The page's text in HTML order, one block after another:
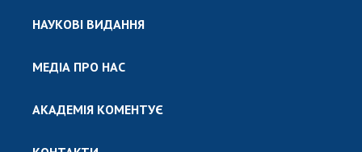
НАУКОВІ ВИДАННЯ
МЕДІА ПРО НАС
АКАДЕМІЯ КОМЕНТУЄ